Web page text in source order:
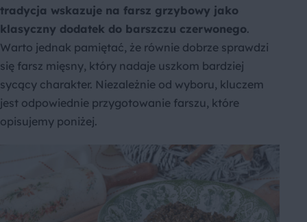
tradycja wskazuje na farsz grzybowy jako
klasyczny dodatek do barszczu czerwonego.
Warto jednak pamiętać, że równie dobrze sprawdzi
się farsz mięsny, który nadaje uszkom bardziej
sycący charakter. Niezależnie od wyboru, kluczem
jest odpowiednie przygotowanie farszu, które
opisujemy poniżej.